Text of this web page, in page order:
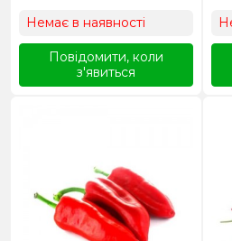
Немає в наявності
Повідомити, коли
з'явиться